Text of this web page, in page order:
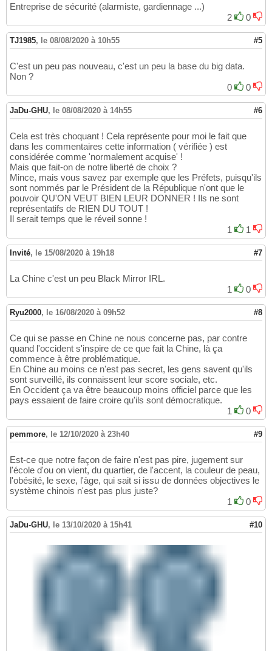
Entreprise de sécurité (alarmiste, gardiennage ...)
2
0
TJ1985, le 08/08/2020 à 10h55 #5
C'est un peu pas nouveau, c'est un peu la base du big data.
Non ?
0
0
JaDu-GHU, le 08/08/2020 à 14h55 #6
Cela est très choquant ! Cela représente pour moi le fait que
dans les commentaires cette information ( vérifiée ) est
considérée comme 'normalement acquise' !
Mais que fait-on de notre liberté de choix ?
Mince, mais vous savez par exemple que les Préfets, puisqu'ils
sont nommés par le Président de la République n'ont que le
pouvoir QU'ON VEUT BIEN LEUR DONNER ! Ils ne sont
représentatifs de RIEN DU TOUT !
Il serait temps que le réveil sonne !
1
1
Invité, le 15/08/2020 à 19h18 #7
La Chine c'est un peu Black Mirror IRL.
1
0
Ryu2000, le 16/08/2020 à 09h52 #8
Ce qui se passe en Chine ne nous concerne pas, par contre
quand l'occident s'inspire de ce que fait la Chine, là ça
commence à être problématique.
En Chine au moins ce n'est pas secret, les gens savent qu'ils
sont surveillé, ils connaissent leur score sociale, etc.
En Occident ça va être beaucoup moins officiel parce que les
pays essaient de faire croire qu'ils sont démocratique.
1
0
pemmore, le 12/10/2020 à 23h40 #9
Est-ce que notre façon de faire n'est pas pire, jugement sur
l'école d'ou on vient, du quartier, de l'accent, la couleur de peau,
l'obésité, le sexe, l'àge, qui sait si issu de données objectives le
système chinois n'est pas plus juste?
1
0
JaDu-GHU, le 13/10/2020 à 15h41 #10